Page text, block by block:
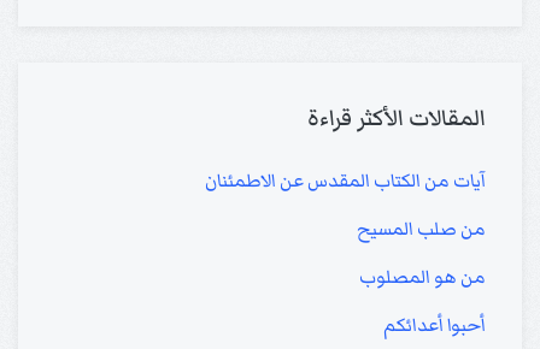
المقالات الأكثر قراءة
آيات من الكتاب المقدس عن الاطمئنان
من صلب المسيح
من هو المصلوب
أحبوا أعدائكم